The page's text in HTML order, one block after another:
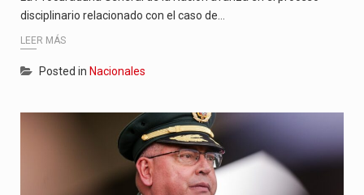
disciplinario relacionado con el caso de…
LEER MÁS
Posted in Nacionales